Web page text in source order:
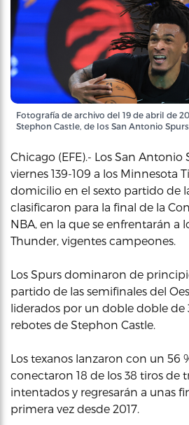
Fotografía de archivo del 19 de abril de
Stephon Castle, de los San Antonio
Chicago (EFE).- Los San Antonio
viernes 139-109 a los Minnesota
domicilio en el sexto partido de
clasificaron para la final de la
NBA, en la que se enfrentarán a
Thunder, vigentes campeones.
Los Spurs dominaron de
partido de las semifinales del
liderados por un doble doble de
rebotes de Stephon Castle.
Los texanos lanzaron con un 56
conectaron 18 de los 38 tiros de
intentados y regresarán a unas
primera vez desde 2017.